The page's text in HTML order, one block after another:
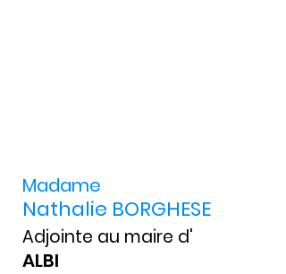
Nathalie BORGHESE
Madame
Adjointe au maire d'
ALBI